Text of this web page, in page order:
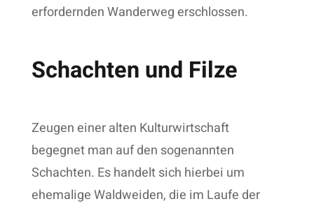
erfordernden Wanderweg erschlossen.
Schachten und Filze
Zeugen einer alten Kulturwirtschaft
begegnet man auf den sogenannten
Schachten. Es handelt sich hierbei um
ehemalige Waldweiden, die im Laufe der